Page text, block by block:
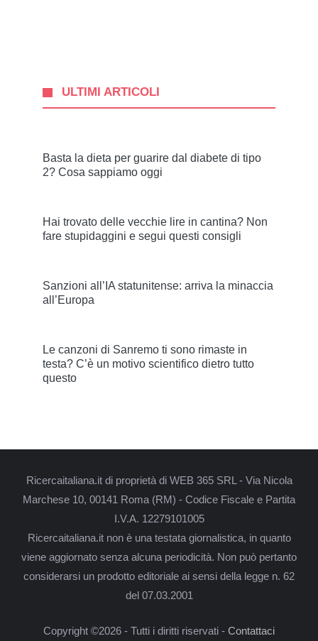
ULTIMI ARTICOLI
Basta la dieta per guarire dal diabete di tipo
2? Cosa sappiamo oggi
Hai trovato delle vecchie lire in cantina? Non
fare stupidaggini e segui questi consigli
Sanzioni all’IA statunitense: arriva la minaccia
all’Europa
Le canzoni di Sanremo ti sono rimaste in
testa? C’è un motivo scientifico dietro tutto
questo
Ricercaitaliana.it di proprietà di WEB 365 SRL - Via Nicola
Marchese 10, 00141 Roma (RM) - Codice Fiscale e Partita
I.V.A. 12279101005
Ricercaitaliana.it non è una testata giornalistica, in quanto
viene aggiornato senza alcuna periodicità. Non può pertanto
considerarsi un prodotto editoriale ai sensi della legge n. 62
del 07.03.2001
Copyright ©2026 - Tutti i diritti riservati - Contattaci